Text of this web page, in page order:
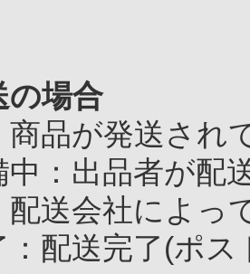
の場合
商品が発送され
中：出品者が配
配送会社によっ
：配送完了(ポ